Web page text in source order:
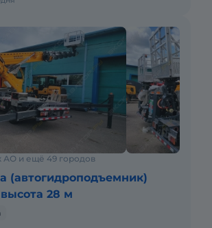
АО и ещё 49 городов
(автогидроподъемник)
высота 28 м